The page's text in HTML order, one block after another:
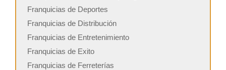
Franquicias de Deportes
Franquicias de Distribución
Franquicias de Entretenimiento
Franquicias de Exito
Franquicias de Ferreterías